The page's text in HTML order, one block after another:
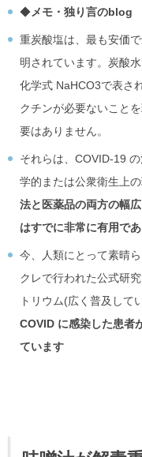
◆メモ・独り言のblog
重炭酸塩は、最も安価
明されています。炭酸
化学式 NaHCO3で表さ
クチンが必要ないこと
要はありません。
それらは、COVID-19
学的または公衆衛生上
法と医薬品の両方の幅
はすでに非常に有用で
今、人類にとって素晴
クレで行われた公式研
トリウム(広く普及して
COVID に感染した患者
ています